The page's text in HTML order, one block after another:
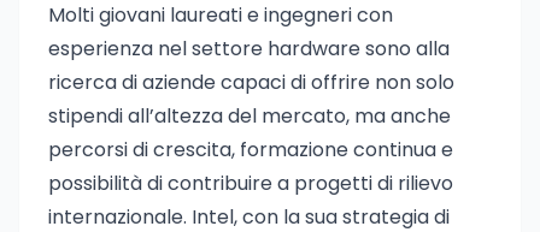
Molti giovani laureati e ingegneri con
esperienza nel settore hardware sono alla
ricerca di aziende capaci di offrire non solo
stipendi all’altezza del mercato, ma anche
percorsi di crescita, formazione continua e
possibilità di contribuire a progetti di rilievo
internazionale. Intel, con la sua strategia di